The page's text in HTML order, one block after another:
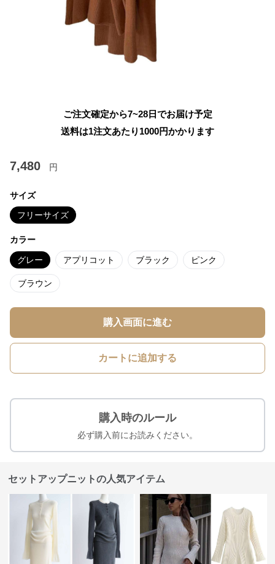
ご注文確定から7~28日でお届け予定
送料は1注文あたり 1000円かかります
7,480 円
サイズ
フリーサイズ
カラー
グレー アプリコット ブラック ピンク
ブラウン
購入画面に進む
カートに追加する
購入時のルール
必ず購入前にお読みください。
セットアップニットの人気アイテム